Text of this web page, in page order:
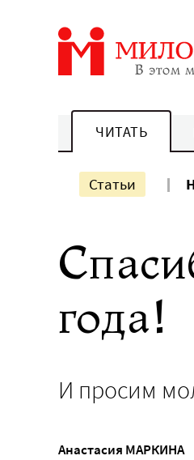
ЧИТАТЬ
Статьи
года!
И просим
Анастасия МАРКИНА